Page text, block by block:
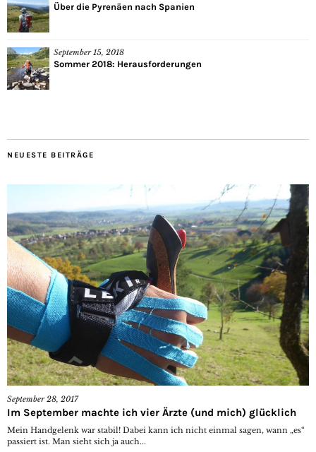
Über die Pyrenäen nach Spanien
September 15, 2018
Sommer 2018: Herausforderungen
NEUESTE BEITRÄGE
September 28, 2017
Im September machte ich vier Ärzte (und mich) glücklich
Mein Handgelenk war stabil! Dabei kann ich nicht einmal sagen, wann „es“
passiert ist. Man sieht sich ja auch...